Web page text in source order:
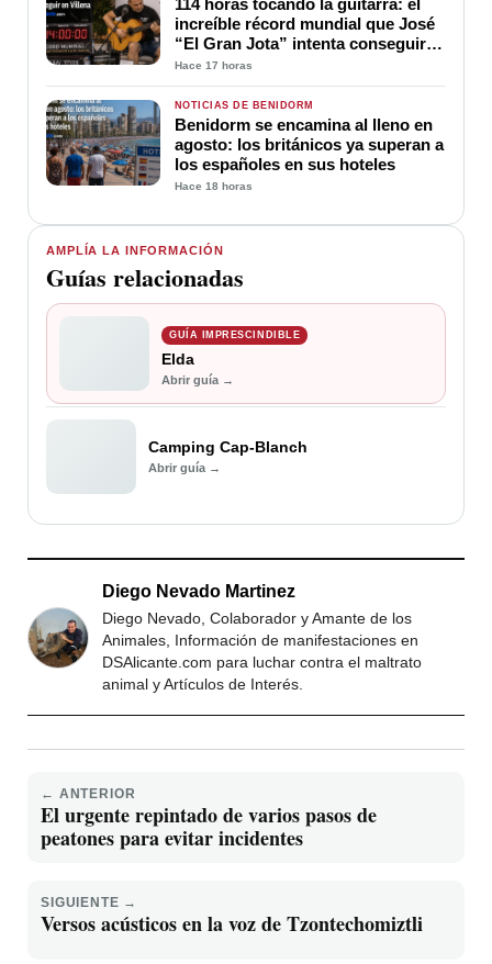
AMPLÍA LA INFORMACIÓN
Guías relacionadas
GUÍA IMPRESCINDIBLE
Elda
Abrir guía →
Camping Cap-Blanch
Abrir guía →
114 horas tocando la guitarra: el
increíble récord mundial que José
“El Gran Jota” intenta conseguir
en Villena
Hace 17 horas
NOTICIAS DE BENIDORM
Benidorm se encamina al lleno en
agosto: los británicos ya superan a
los españoles en sus hoteles
Hace 18 horas
Diego Nevado Martinez
Diego Nevado, Colaborador y Amante de los
Animales, Información de manifestaciones en
DSAlicante.com para luchar contra el maltrato
animal y Artículos de Interés.
← ANTERIOR
El urgente repintado de varios pasos de
peatones para evitar incidentes
SIGUIENTE →
Versos acústicos en la voz de Tzontechomiztli